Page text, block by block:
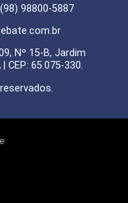
98800-5887
Nº 15-B, Jardim
CEP: 65.075-330.